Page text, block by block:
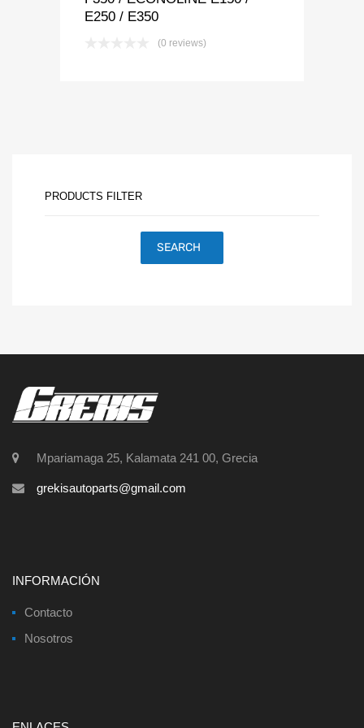
E250 / E350
(0 reviews)
PRODUCTS FILTER
SEARCH
Mpariamaga 25, Kalamata 241 00, Grecia
grekisautoparts@gmail.com
INFORMACIÓN
Contacto
Nosotros